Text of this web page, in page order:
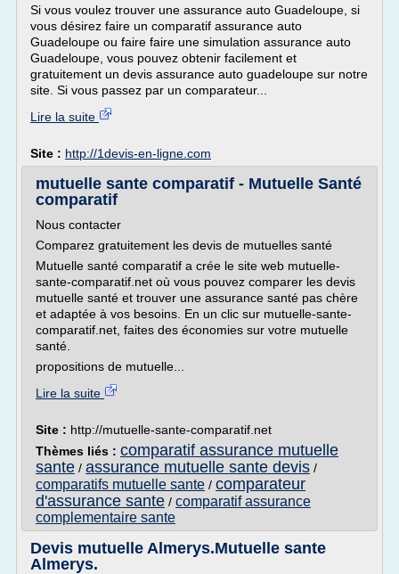
Si vous voulez trouver une assurance auto Guadeloupe, si
vous désirez faire un comparatif assurance auto
Guadeloupe ou faire faire une simulation assurance auto
Guadeloupe, vous pouvez obtenir facilement et
gratuitement un devis assurance auto guadeloupe sur notre
site. Si vous passez par un comparateur...
Lire la suite
Site : http://1devis-en-ligne.com
mutuelle sante comparatif - Mutuelle Santé
comparatif
Nous contacter
Comparez gratuitement les devis de mutuelles santé
Mutuelle santé comparatif a crée le site web mutuelle-
sante-comparatif.net où vous pouvez comparer les devis
mutuelle santé et trouver une assurance santé pas chère
et adaptée à vos besoins. En un clic sur mutuelle-sante-
comparatif.net, faites des économies sur votre mutuelle
santé.
propositions de mutuelle...
Lire la suite
Site : http://mutuelle-sante-comparatif.net
Thèmes liés : comparatif assurance mutuelle
sante / assurance mutuelle sante devis /
comparatifs mutuelle sante / comparateur
d'assurance sante / comparatif assurance
complementaire sante
Devis mutuelle Almerys.Mutuelle sante
Almerys.